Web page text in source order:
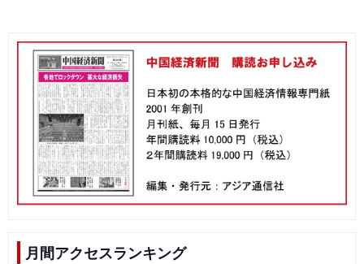
ナ
ビ
ゲ
ー
シ
ョ
月間アクセスランキング